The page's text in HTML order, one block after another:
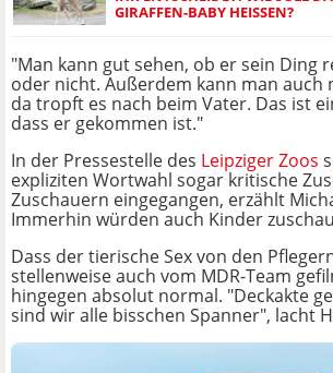
GIRAFFEN-BABY HEISSEN?
"Man kann gut sehen, ob er sein Ding
oder nicht. Außerdem kann man auch
da tropft es nach beim Vater. Das ist
dass er gekommen ist."
In der Pressestelle des Leipziger Zoos
expliziten Wortwahl sogar kritische
Zuschauern eingegangen, erzählt
Immerhin würden auch Kinder
Dass der tierische Sex von den
stellenweise auch vom MDR-Team
hingegen absolut normal. "Deckakte
sind wir alle bisschen Spanner", lacht